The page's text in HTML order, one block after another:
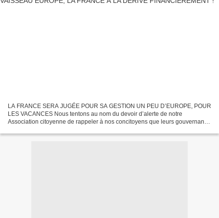
LA FRANCE SERA JUGÉE POUR SA GESTION UN PEU D’EUROPE, POUR
LES VACANCES Nous tentons au nom du devoir d’alerte de notre
Association citoyenne de rappeler à nos concitoyens que leurs gouvernants